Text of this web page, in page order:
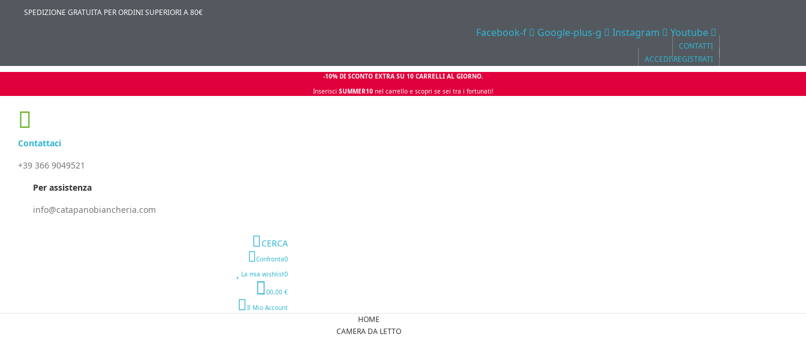
SPEDIZIONE GRATUITA PER ORDINI SUPERIORI A 80€
Facebook-f Google-plus-g Instagram Youtube
CONTATTI
ACCEDI\REGISTRATI
-10% DI SCONTO EXTRA SU 10 CARRELLI AL GIORNO.
Inserisci SUMMER10 nel carrello e scopri se sei tra i fortunati!
Contattaci
+39 366 9049521
Per assistenza
info@catapanobiancheria.com
CERCA
Confronta0
La mia wishlist0
00,00 €
Il Mio Account
HOME
CAMERA DA LETTO